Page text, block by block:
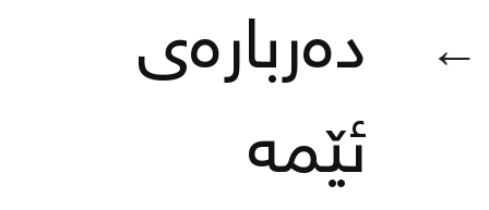
←
دەربارەی
ئێمە